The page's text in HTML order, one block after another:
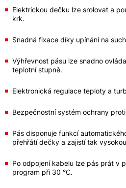
Elektrickou dečku lze srolovat a
krk.
Snadná fixace díky upínání na
Výhřevnost pásu lze snadno
teplotní stupně.
Elektronická regulace teploty a
Bezpečnostní systém ochrany
Pás disponuje funkcí
přehřátí dečky a zajistí tak
Po odpojení kabelu lze pás prát v
program při 30 °C.